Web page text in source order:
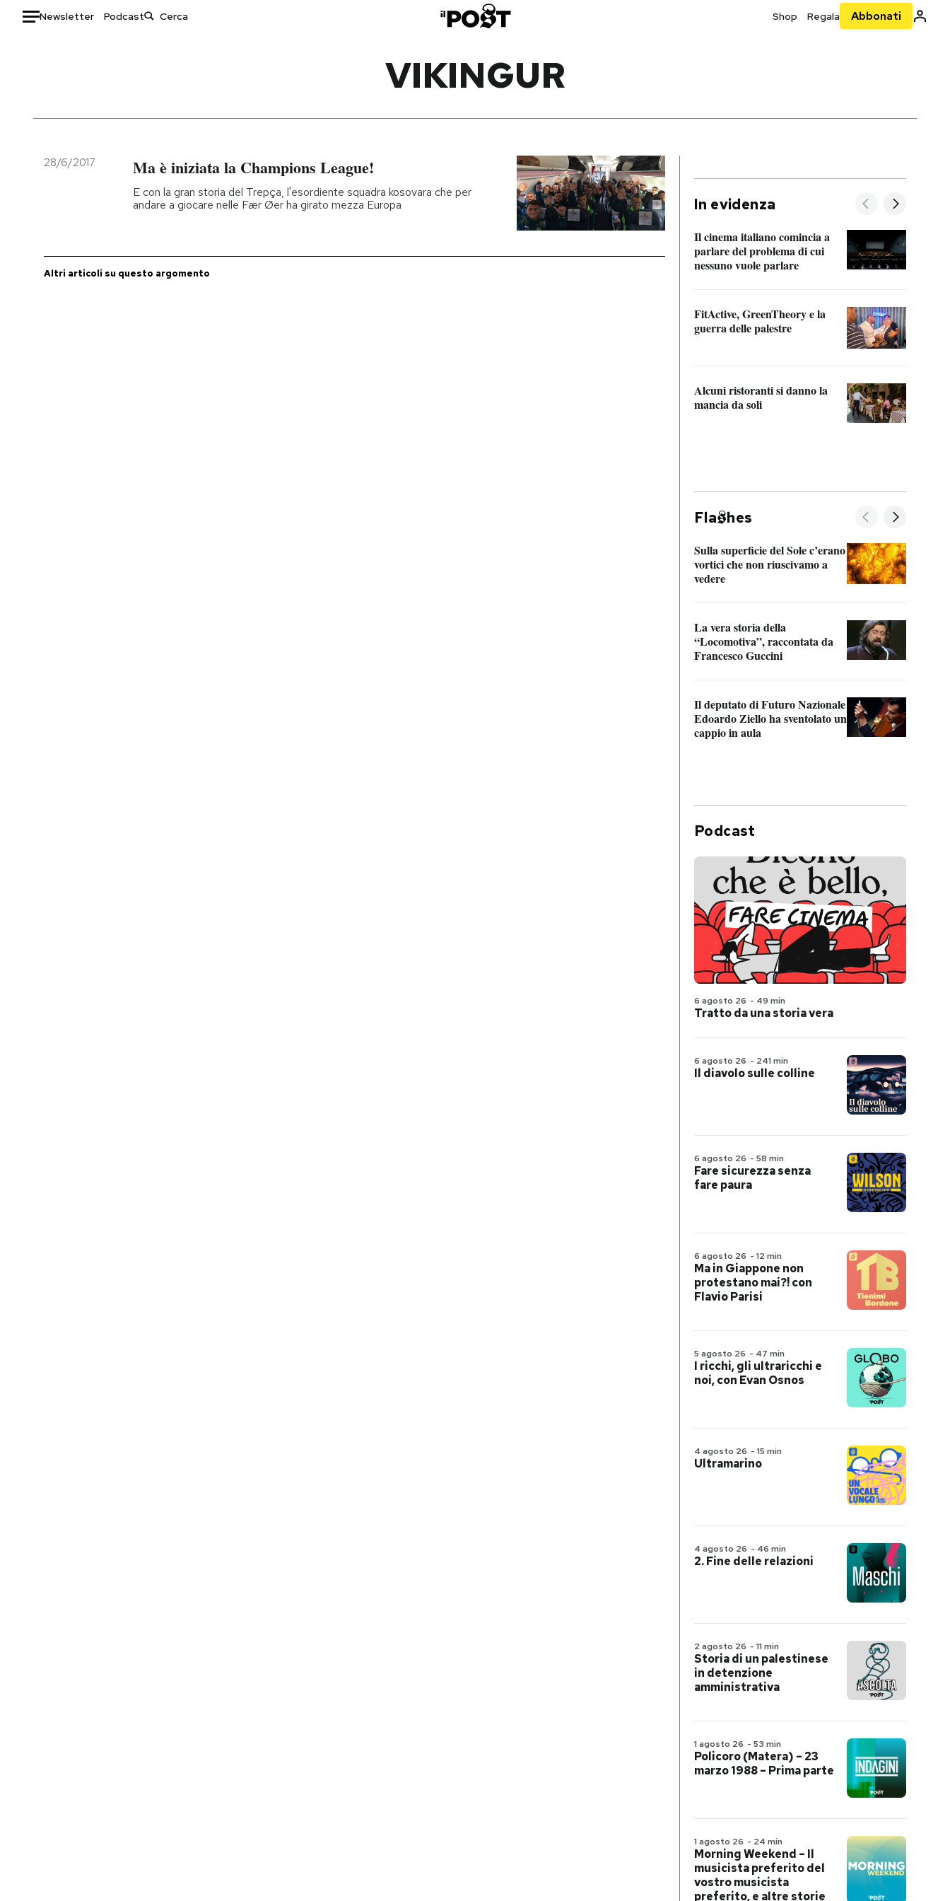
Newsletter Podcast Shop Regala Abbonati
Italia
Politica
Moda
Ok Boomer!
VIKINGUR
28/6/2017 Ma è iniziata la Champions League!
E con la gran storia del Trepça, l'esordiente squadra kosovara che per
andare a giocare nelle Fær Øer ha girato mezza Europa
Altri articoli su questo argomento
In evidenza
Il cinema italiano comincia a
parlare del problema di cui
nessuno vuole parlare
FitActive, GreenTheory e la
guerra delle palestre
Alcuni ristoranti si danno la
mancia da soli
Fla hes
Sulla superficie del Sole c’erano
vortici che non riuscivamo a
vedere
La vera storia della
“Locomotiva”, raccontata da
Francesco Guccini
Il deputato di Futuro Nazionale
Edoardo Ziello ha sventolato un
cappio in aula
Podcast
6 agosto 26 - 49 min
Tratto da una storia vera
6 agosto 26 - 241 min
Il diavolo sulle colline
6 agosto 26 - 58 min
Fare sicurezza senza
fare paura
6 agosto 26 - 12 min
Ma in Giappone non
protestano mai?! con
Flavio Parisi
5 agosto 26 - 47 min
I ricchi, gli ultraricchi e
noi, con Evan Osnos
4 agosto 26 - 15 min
Ultramarino
4 agosto 26 - 46 min
2. Fine delle relazioni
2 agosto 26 - 11 min
Storia di un palestinese
in detenzione
amministrativa
1 agosto 26 - 53 min
Policoro (Matera) – 23
marzo 1988 – Prima parte
1 agosto 26 - 24 min
Morning Weekend – Il
musicista preferito del
vostro musicista
preferito, e altre storie